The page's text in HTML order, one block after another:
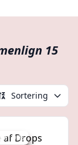
15
Sortering
9 %